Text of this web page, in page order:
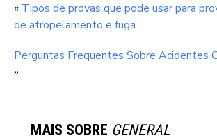
« Tipos de provas que pode usar para
de atropelamento e fuga
Perguntas Frequentes Sobre Acidentes
»
MAIS SOBRE GENERAL